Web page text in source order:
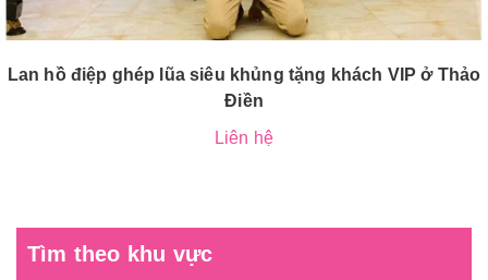
Lan hồ điệp ghép lũa siêu khủng tặng khách VIP ở Thảo
Điền
Liên hệ
Tìm theo khu vực